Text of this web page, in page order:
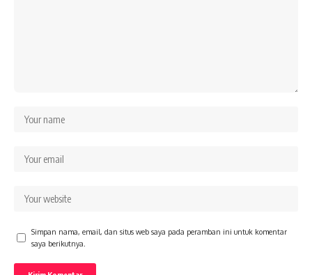
Simpan nama, email, dan situs web saya pada peramban ini untuk komentar
saya berikutnya.